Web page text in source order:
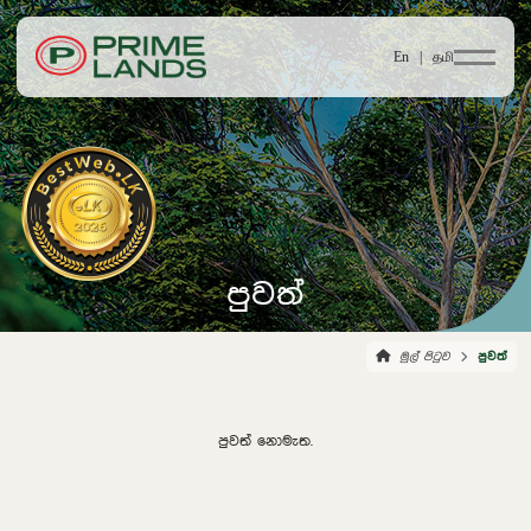
En | தமி
පුවත්
මුල් පිටුව පුවත්
පුවත් නොමැත.